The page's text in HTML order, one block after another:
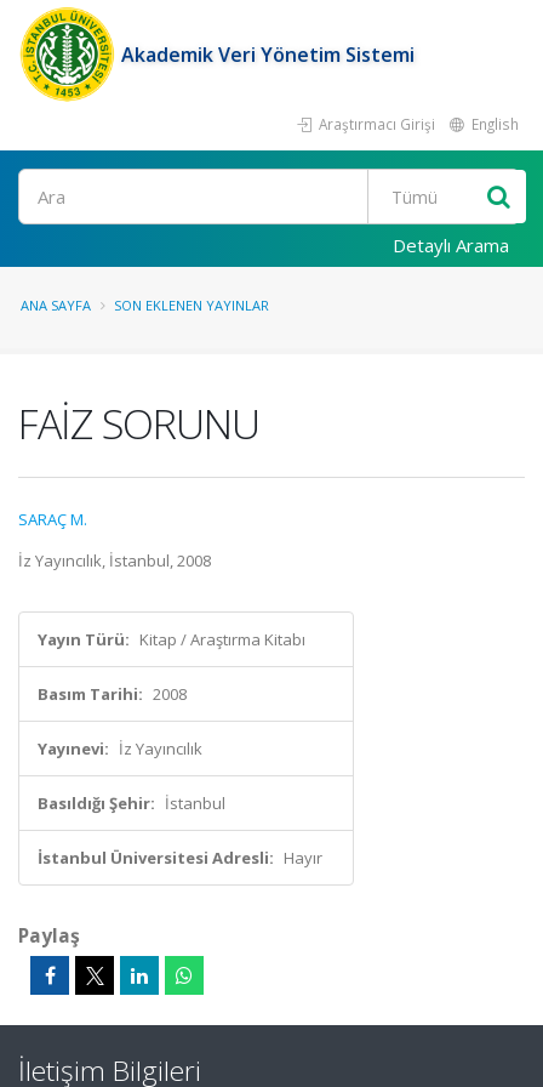
Akademik Veri Yönetim Sistemi
Araştırmacı Girişi English
Ara
Detaylı Arama
ANA SAYFA SON EKLENEN YAYINLAR
FAİZ SORUNU
SARAÇ M.
İz Yayıncılık, İstanbul, 2008
Yayın Türü: Kitap / Araştırma Kitabı
Basım Tarihi: 2008
Yayınevi: İz Yayıncılık
Basıldığı Şehir: İstanbul
İstanbul Üniversitesi Adresli: Hayır
Paylaş
İletişim Bilgileri